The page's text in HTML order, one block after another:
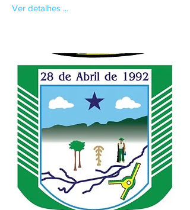
Ver detalhes ...